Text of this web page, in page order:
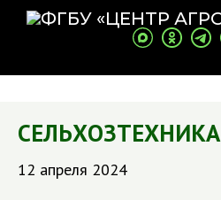
СЕЛЬХОЗТЕХНИКА
12 апреля 2024